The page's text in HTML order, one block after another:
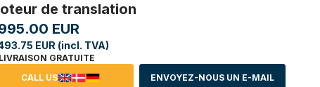
de translation
EUR
EUR (incl. TVA)
LIVRAISON GRATUITE
CALL US
ENVOYEZ-NOUS UN E-MAIL